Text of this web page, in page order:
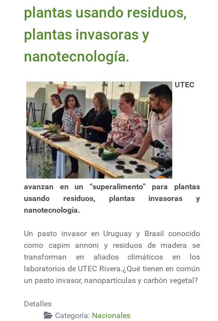
plantas usando residuos,
plantas invasoras y
nanotecnología.
UTEC
avanzan en un “superalimento” para plantas
usando residuos, plantas invasoras y
nanotecnología.
Un pasto invasor en Uruguay y Brasil conocido
como capim annoni y residuos de madera se
transforman en aliados climáticos en los
laboratorios de UTEC Rivera.¿Qué tienen en común
un pasto invasor, nanopartículas y carbón vegetal?
Detalles
Categoría: Nacionales